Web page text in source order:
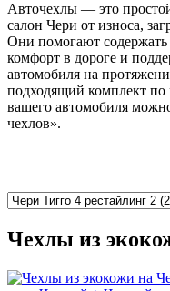
Авточехлы — это
салон Чери от износа,
Они помогают
комфорт в дороге и
автомобиля на
подходящий комплект по
вашего автомобиля
чехлов».
Чехлы из